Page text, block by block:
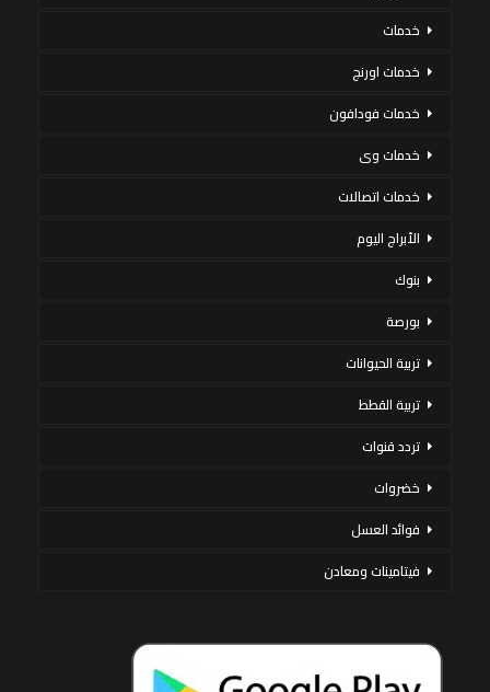
خدمات
خدمات اورنج
خدمات فودافون
خدمات وى
خدمات اتصالات
الأبراج اليوم
بنوك
بورصة
تربية الحيوانات
تربية القطط
تردد قنوات
خضروات
فوائد العسل
فيتامينات ومعادن